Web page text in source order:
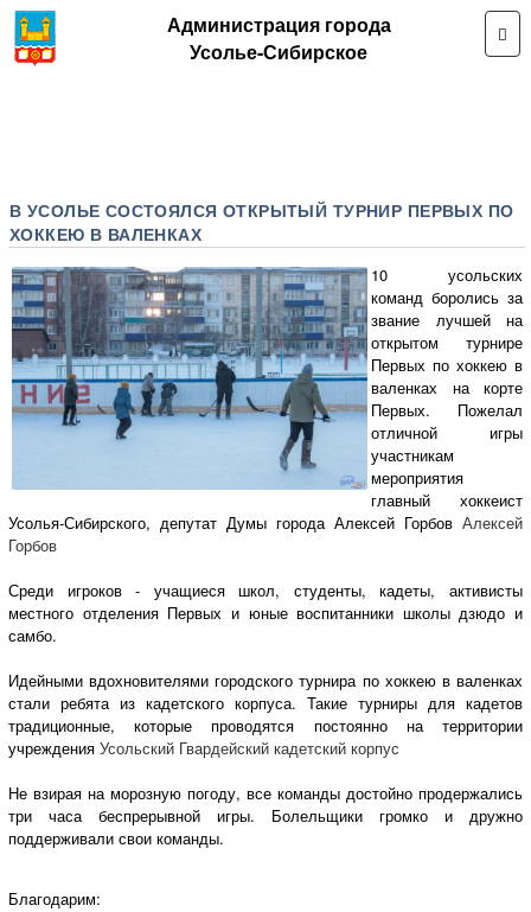
Администрация города
Усолье-Сибирское
В УСОЛЬЕ СОСТОЯЛСЯ ОТКРЫТЫЙ ТУРНИР ПЕРВЫХ ПО
ХОККЕЮ В ВАЛЕНКАХ
10 усольских
команд боролись за
звание лучшей на
открытом турнире
Первых по хоккею в
валенках на корте
Первых. Пожелал
отличной игры
участникам
мероприятия
главный хоккеист
Усолья-Сибирского, депутат Думы города Алексей Горбов Алексей
Горбов
Среди игроков - учащиеся школ, студенты, кадеты, активисты
местного отделения Первых и юные воспитанники школы дзюдо и
самбо.
Идейными вдохновителями городского турнира по хоккею в валенках
стали ребята из кадетского корпуса. Такие турниры для кадетов
традиционные, которые проводятся постоянно на территории
учреждения Усольский Гвардейский кадетский корпус
Не взирая на морозную погоду, все команды достойно продержались
три часа беспрерывной игры. Болельщики громко и дружно
поддерживали свои команды.
Благодарим: